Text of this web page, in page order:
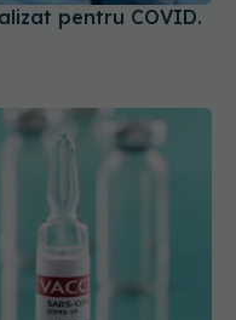
pentru COVID.